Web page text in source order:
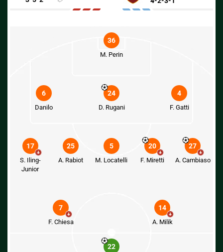
36
M. Perin
6
Danilo
24
D. Rugani
4
F. Gatti
17
S. Iling-
Junior
25
A. Rabiot
5
M. Locatelli
20
F. Miretti
27
A. Cambiaso
7
F. Chiesa
14
A. Milik
22